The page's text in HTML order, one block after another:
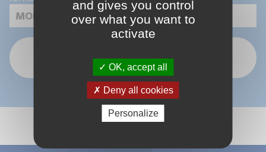
OK
and gives you control
over what you want to
activate
OK, accept all
Deny all cookies
Personalize